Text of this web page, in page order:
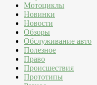
Мотоциклы
Новинки
Новости
Обзоры
Обслуживание авто
Полезное
Право
Происшествия
Прототипы